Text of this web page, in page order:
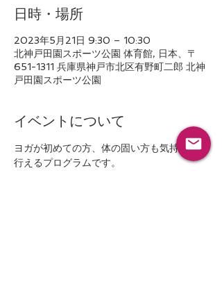
日時・場所
2023年5月21日 9:30 – 10:30
北神戸田園スポーツ公園 体育館, 日本、〒
651-1311 兵庫県神戸市北区有野町二郎 北神
戸田園スポーツ公園
イベントについて
ヨガが初めての方、体の固い方も気持ちよく
行えるプログラムです。